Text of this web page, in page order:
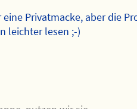
eine Privatmacke, aber die
leichter lesen ;-)